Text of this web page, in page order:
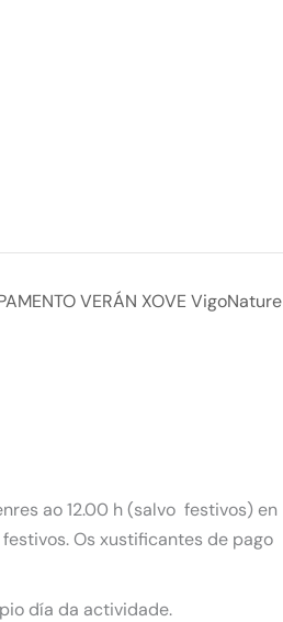
VERÁN XOVE VigoNature
ao 12.00 h (salvo festivos) en
Os xustificantes de pago
día da actividade.